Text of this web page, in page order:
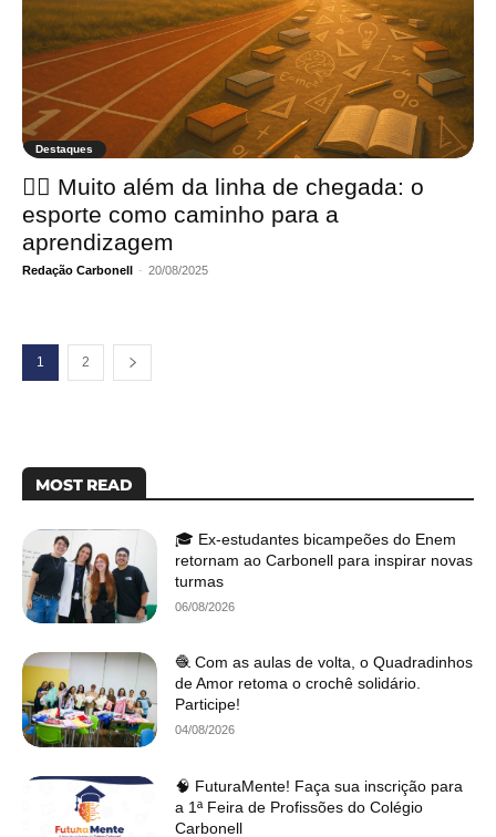
Destaques
🏃‍♀ Muito além da linha de chegada: o
esporte como caminho para a
aprendizagem
Redação Carbonell - 20/08/2025
1 2
MOST READ
🎓 Ex-estudantes bicampeões do Enem
retornam ao Carbonell para inspirar novas
turmas
06/08/2026
🧶 Com as aulas de volta, o Quadradinhos
de Amor retoma o crochê solidário.
Participe!
04/08/2026
🧠 FuturaMente! Faça sua inscrição para
a 1ª Feira de Profissões do Colégio
Carbonell